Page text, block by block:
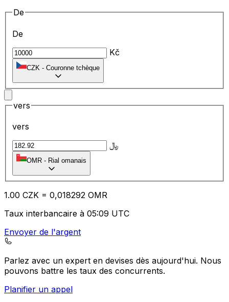
De
De
Kč
CZK - Couronne tchèque
vers
vers
﷼
OMR - Rial omanais
1.00 CZK = 0,018292 OMR
Taux interbancaire à 05:09 UTC
Envoyer de l'argent
Parlez avec un expert en devises dès aujourd'hui. Nous
pouvons battre les taux des concurrents.
Planifier un appel